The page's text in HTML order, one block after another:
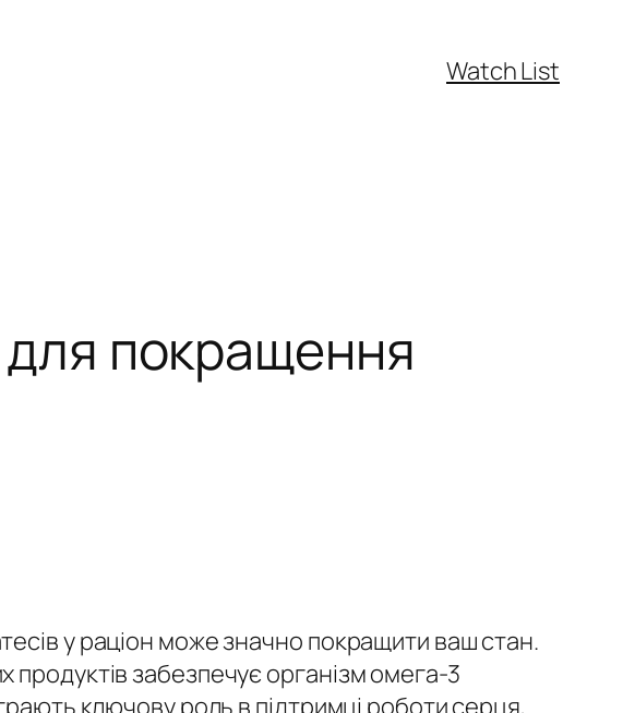
Watch List
для покращення
у раціон може значно покращити ваш стан.
продуктів забезпечує організм омега-3